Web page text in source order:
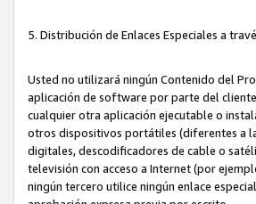
5. Distribución de Enlaces Especiales a
Usted no utilizará ningún Contenido del
aplicación de software por parte del
cualquier otra aplicación ejecutable o
otros dispositivos portátiles (diferentes a
digitales, descodificadores de cable o
televisión con acceso a Internet (por
ningún tercero utilice ningún enlace